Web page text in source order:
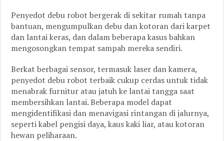
Penyedot debu robot bergerak di sekitar rumah tanpa
bantuan, mengumpulkan debu dan kotoran dari karpet
dan lantai keras, dan dalam beberapa kasus bahkan
mengosongkan tempat sampah mereka sendiri.
Berkat berbagai sensor, termasuk laser dan kamera,
penyedot debu robot terbaik cukup cerdas untuk tidak
menabrak furnitur atau jatuh ke lantai tangga saat
membersihkan lantai. Beberapa model dapat
mengidentifikasi dan menavigasi rintangan di jalurnya,
seperti kabel pengisi daya, kaus kaki liar, atau kotoran
hewan peliharaan.